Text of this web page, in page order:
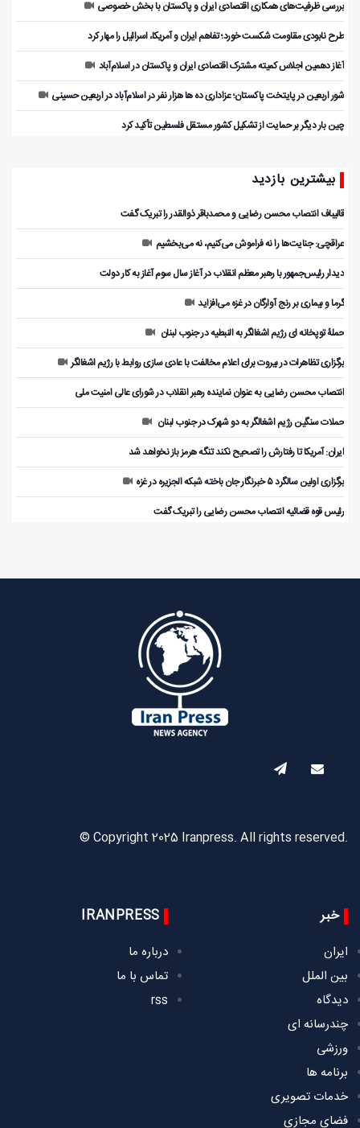
بررسی ظرفیت‌های همکاری اقتصادی ایران و پاکستان با بخش خصوصی
طرح نابودی مقاومت شکست خورد؛ تفاهم ایران و آمریکا، اسرائیل را مهار کرد
آغاز دهمین اجلاس کمیته مشترک اقتصادی ایران و پاکستان در اسلام‌آباد
شور اربعین در پایتخت پاکستان؛ عزاداری ده ها هزار نفر در اسلام‌آباد در اربعین حسینی
چین بار دیگر بر حمایت از تشکیل کشور مستقل فلسطین تأکید کرد
بیشترین بازدید
قالیباف انتصاب محسن رضایی و محمدباقر ذوالقدر را تبریک گفت
عراقچی: جنایت‌ها را نه فراموش می‌کنیم، نه می‌بخشیم
دیدار رئیس‌جمهور با رهبر معظم انقلاب در آغاز سال سوم آغاز به کار دولت
گرما و بیماری بر رنج آوارگان در غزه می‌افزاید
حملۀ توپخانه ای رژیم اشغالگر به النبطیه در جنوب لبنان
برگزاری تظاهرات در بیروت برای اعلام مخالفت با عادی سازی روابط با رژیم اشغالگر
انتصاب محسن رضایی به عنوان نماینده رهبر انقلاب در شورای عالی امنیت ملی
حملات سنگین رژیم اشغالگر به دو شهرک در جنوب لبنان
ایران: آمریکا تا رفتارش را تصحیح نکند تنگه هرمز باز نخواهد شد
برگزاری اولین سالگرد ۵ خبرنگار جان باخته شبکه الجزیره در غزه
رئیس قوه قضائیه انتصاب محسن رضایی را تبریک گفت
© Copyright 2025 Iranpress. All rights reserved.
خبر
ایران
بین الملل
دیدگاه
چندرسانه ای
ورزشی
برنامه ها
خدمات تصویری
فضای مجازی
IRANPRESS
درباره ما
تماس با ما
rss